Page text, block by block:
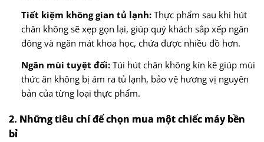
Tiết kiệm không gian tủ lạnh:Thực phẩm sau khi hút
chân không sẽ xẹp gọn lại, giúp quý khách sắp xếp ngăn
đông và ngăn mát khoa học, chứa được nhiều đồ hơn.
Ngăn mùi tuyệt đối:Túi hút chân không kín kẽ giúp mùi
thức ăn không bị ám ra tủ lạnh, bảo vệ hương vị nguyên
bản của từng loại thực phẩm.
2. Những tiêu chí để chọn mua một chiếc máy bền
bỉ